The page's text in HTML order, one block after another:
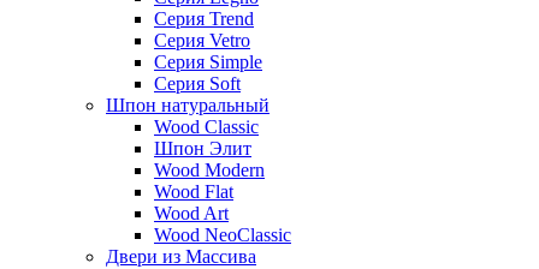
Серия Trend
Серия Vetro
Серия Simple
Серия Soft
Шпон натуральный
Wood Classic
Шпон Элит
Wood Modern
Wood Flat
Wood Art
Wood NeoClassic
Двери из Массива